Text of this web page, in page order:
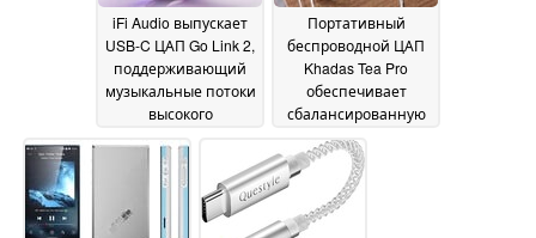
iFi Audio выпускает
USB-C ЦАП Go Link 2,
поддерживающий
музыкальные потоки
высокого
и PCM 384 кГц с
частотной
характеристикой от
10 Гц до 80 кГц
Портативный
беспроводной ЦАП
Khadas Tea Pro
обеспечивает
сбалансированную
совместимость с
наушниками,
магнитное
крепление для
телефона,